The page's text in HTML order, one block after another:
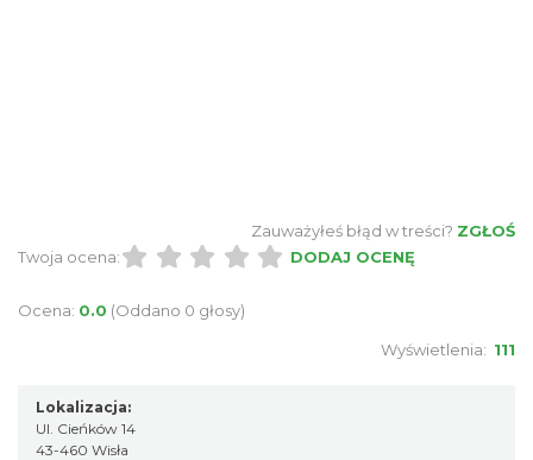
Zauważyłeś błąd w treści? ZGŁOŚ
Twoja ocena:
DODAJ OCENĘ
Ocena: 0.0 (Oddano 0 głosy)
Wyświetlenia: 111
Lokalizacja:
Ul. Cieńków 14
43-460 Wisła